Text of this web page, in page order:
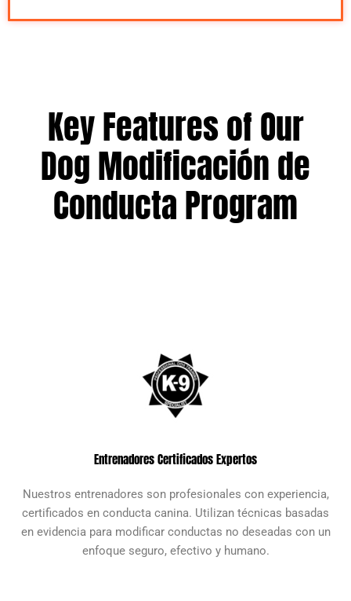
Key Features of Our
Dog Modificación de
Conducta Program
Entrenadores Certificados Expertos
Nuestros entrenadores son profesionales con experiencia,
certificados en conducta canina. Utilizan técnicas basadas
en evidencia para modificar conductas no deseadas con un
enfoque seguro, efectivo y humano.